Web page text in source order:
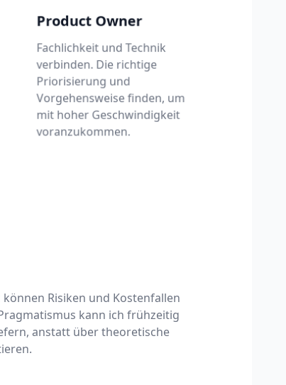
Product Owner
Fachlichkeit und Technik
verbinden. Die richtige
Priorisierung und
Vorgehensweise finden, um
mit hoher Geschwindigkeit
voranzukommen.
Risiken und Kostenfallen
kann ich frühzeitig
anstatt über theoretische